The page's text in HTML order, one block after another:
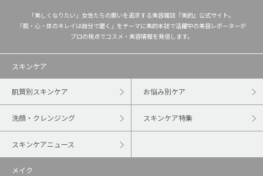
「美しくなりたい」女性たちの願いを追求する美容雑誌『美的』公式サイト。
「肌・心・体のキレイは自分で磨く」をテーマに美的本誌で活躍中の美容レポーターが
プロの視点でコスメ・美容情報を発信します。
スキンケア
肌質別スキンケア お悩み別ケア
洗顔・クレンジング スキンケア特集
スキンケアニュース
メイク